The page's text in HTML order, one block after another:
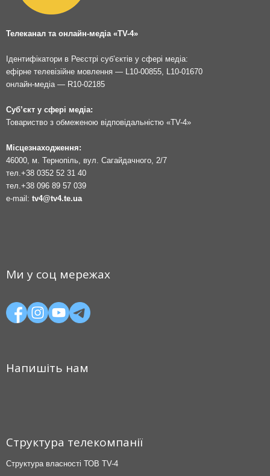
Телеканал та онлайн-медіа «TV-4»
Ідентифікатори в Реєстрі суб’єктів у сфері медіа:
ефірне телевізійне мовлення — L10-00855, L10-01670
онлайн-медіа — R10-02185
Суб’єкт у сфері медіа:
Товариство з обмеженою відповідальністю «TV-4»
Місцезнаходження:
46000, м. Тернопіль, вул. Сагайдачного, 2/7
тел. +38 0352 52 31 40
тел. +38 096 89 57 039
e-mail: tv4@tv4.te.ua
Ми у соц мережах
Напишіть нам
Структура телекомпанії
Структура власності ТОВ TV-4